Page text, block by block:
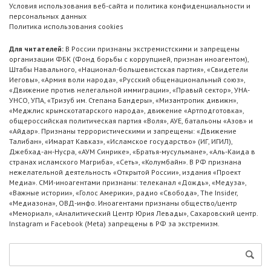
Условия использования веб-сайта и политика конфиденциальности и
персональных данных
Политика использования cookies
Для читателей: В России признаны экстремистскими и запрещены
организации ФБК (Фонд борьбы с коррупцией, признан иноагентом),
Штабы Навального, «Национал-большевистская партия», «Свидетели
Иеговы», «Армия воли народа», «Русский общенациональный союз»,
«Движение против нелегальной иммиграции», «Правый сектор», УНА-
УНСО, УПА, «Тризуб им. Степана Бандеры», «Мизантропик дивижн»,
«Меджлис крымскотатарского народа», движение «Артподготовка»,
общероссийская политическая партия «Воля», АУЕ, батальоны «Азов» и
«Айдар». Признаны террористическими и запрещены: «Движение
Талибан», «Имарат Кавказ», «Исламское государство» (ИГ, ИГИЛ),
Джебхад-ан-Нусра, «АУМ Синрике», «Братья-мусульмане», «Аль-Каида в
странах исламского Магриба», «Сеть», «Колумбайн». В РФ признана
нежелательной деятельность «Открытой России», издания «Проект
Медиа». СМИ-иноагентами признаны: телеканал «Дождь», «Медуза»,
«Важные истории», «Голос Америки», радио «Свобода», The Insider,
«Медиазона», ОВД-инфо. Иноагентами признаны общество/центр
«Мемориал», «Аналитический Центр Юрия Левады», Сахаровский центр.
Instagram и Facebook (Metа) запрещены в РФ за экстремизм.